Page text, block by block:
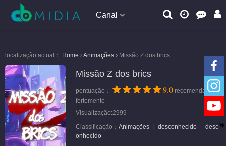
Canal
localização actual： Home Animações Missão Z dos brics
Missão Z dos brics
pontuação： 9.0 recomendar
fortemente
Visualização:2999
Classificação： Animações desconhecido
desc
onhecido